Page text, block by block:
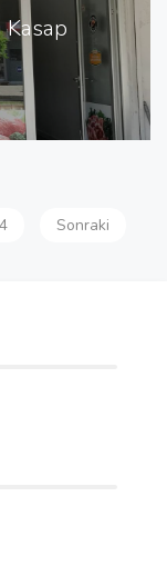
4 Sonraki